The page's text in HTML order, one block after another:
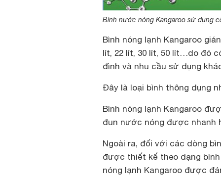
Bình nước nóng Kangaroo sử dụng
Bình nóng lạnh Kangaroo
lít, 22 lít, 30 lít, 50 lít…do đó
đình và nhu cầu sử dụng
Đây là loại bình thông dụng
Bình nóng lạnh Kangaroo
đun nước nóng được nhanh
Ngoài ra, đối với các dòng
được thiết kế theo dạng
nóng lạnh Kangaroo được